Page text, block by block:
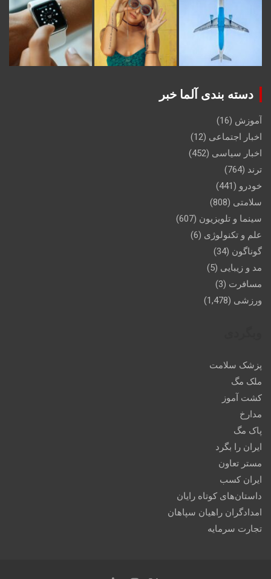
دسته بندی آلما خبر
آموزش (16)
اخبار اجتماعی (12)
اخبار سیاسی (452)
ترند (764)
خودرو (441)
سلامتی (808)
سینما و تلویزیون (607)
علم و تکنولوژی (6)
گوناگون (34)
مد و زیبایی (5)
مسافرت (3)
ورزشی (1,478)
پزشک سلامت
ملک مگ
کشت آموز
مدارخ
پاک مگ
ایران را بگرد
مستر تعاون
ایران کسب
داستان‌های کوتاه رایان
امدادگران راهیان سپاهان
تجارت سرمایه